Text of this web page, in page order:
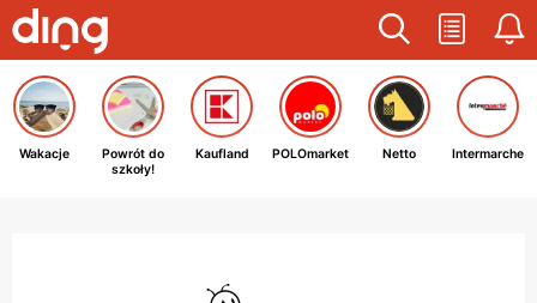
Wakacje
Powrót do
szkoły!
Kaufland POLOmarket Netto Intermarche